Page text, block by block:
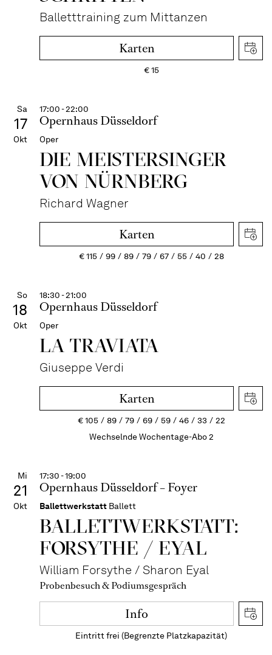
Balletttraining zum Mittanzen
Karten
€15
Sa
17
Okt
17:00 - 22:00
Opernhaus Düsseldorf
Oper
DIE MEISTERSINGER
VON NÜRNBERG
Richard Wagner
Karten
€115 99 89 79 67 55 40 28
So
18
Okt
18:30 - 21:00
Opernhaus Düsseldorf
Oper
LA TRAVI­ATA
Giuseppe Verdi
Karten
€105 89 79 69 59 46 33
22
Wechselnde Wochentage-Abo 2
Mi
21
Okt
17:30 - 19:00
Opernhaus Düsseldorf – Foyer
Ballettwerkstatt Ballett
BALLETT­WERKSTATT:
FORSYTHE / EYAL
William Forsythe / Sharon Eyal
Probenbesuch & Podiumsgespräch
Info
Eintritt frei (Begrenzte Platzkapazität)